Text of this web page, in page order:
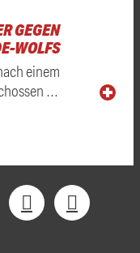
GEGEN
WOLFS
einem
…